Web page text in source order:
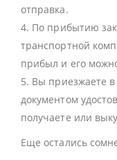
отправка.
4. По прибытию
транспортной
прибыл и его
5. Вы приезжаете
документом
получаете или
Еще остались